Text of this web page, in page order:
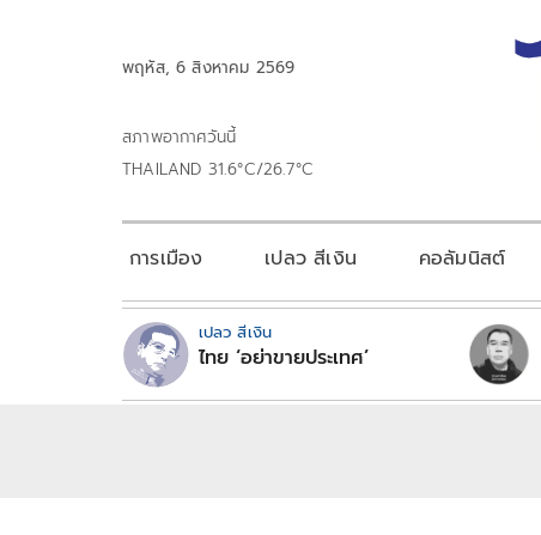
พฤหัส, 6 สิงหาคม 2569
สภาพอากาศวันนี้
THAILAND 31.6°C/26.7°C
การเมือง เปลว สีเงิน คอลัมนิสต์
เปลว สีเงิน
ไทย ‘อย่าขายประเทศ’